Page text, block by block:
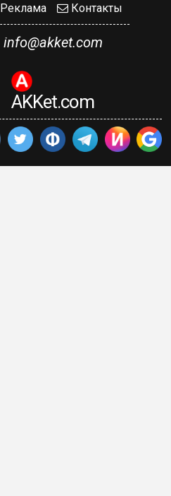
Реклама Контакты
info@akket.com
AKKet.com